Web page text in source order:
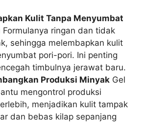
Kulit Tanpa Menyumbat
Formulanya ringan dan tidak
sehingga melembapkan kulit
pori-pori. Ini penting
timbulnya jerawat baru.
Produksi Minyak Gel
mengontrol produksi
menjadikan kulit tampak
dan bebas kilap sepanjang